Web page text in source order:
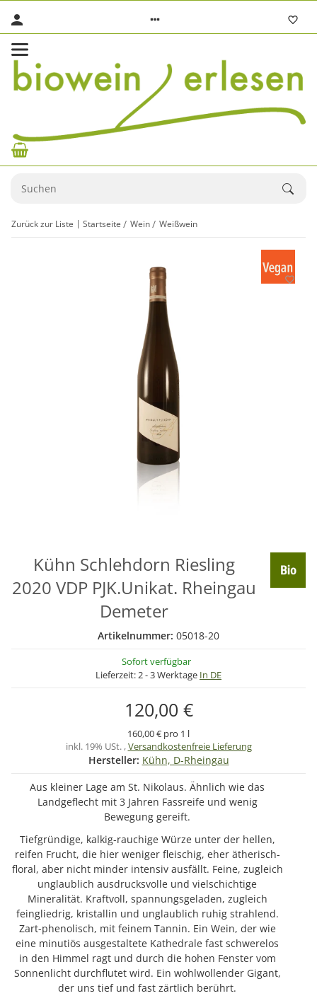
Zurück zur Liste Startseite Wein Weißwein
Kühn Schlehdorn Riesling
2020 VDP PJK.Unikat. Rheingau
Demeter
Artikelnummer: 05018-20
Sofort verfügbar
Lieferzeit:2 - 3 Werktage In DE
120,00 €
160,00 € pro 1 l
inkl. 19% USt. ,Versandkostenfreie Lieferung
Hersteller: Kühn, D-Rheingau
Aus kleiner Lage am St. Nikolaus. Ähnlich wie das
Landgeflecht mit 3 Jahren Fassreife und wenig
Bewegung gereift.
Tiefgründige, kalkig-rauchige Würze unter der hellen,
reifen Frucht, die hier weniger fleischig, eher ätherisch-
floral, aber nicht minder intensiv ausfällt. Feine, zugleich
unglaublich ausdrucksvolle und vielschichtige
Mineralität. Kraftvoll, spannungsgeladen, zugleich
feingliedrig, kristallin und unglaublich ruhig strahlend.
Zart-phenolisch, mit feinem Tannin. Ein Wein, der wie
eine minutiös ausgestaltete Kathedrale fast schwerelos
in den Himmel ragt und durch die hohen Fenster vom
Sonnenlicht durchflutet wird. Ein wohlwollender Gigant,
der uns tief und fast zärtlich berührt.